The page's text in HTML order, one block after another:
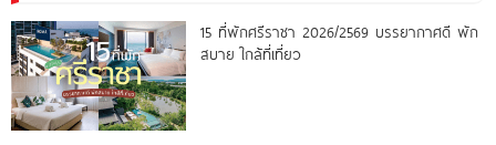
15 ที่พักศรีราชา 2026/2569 บรรยากาศดี พัก
สบาย ใกล้ที่เที่ยว